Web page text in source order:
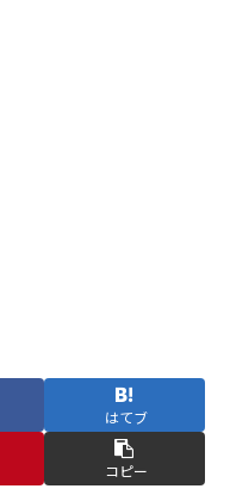
はてブ
コピー